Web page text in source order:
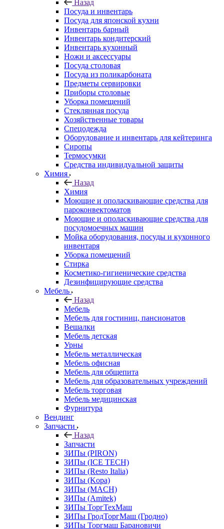
Назад
Посуда и инвентарь
Посуда для японской кухни
Инвентарь барный
Инвентарь кондитерский
Инвентарь кухонный
Ножи и аксессуары
Посуда столовая
Посуда из поликарбоната
Предметы сервировки
Приборы столовые
Уборка помещений
Стеклянная посуда
Хозяйственные товары
Спецодежда
Оборудование и инвентарь для кейтеринга
Сиропы
Термосумки
Средства индивидуальной защиты
Химия
Назад
Химия
Моющие и ополаскивающие средства для
пароконвектоматов
Моющие и ополаскивающие средства для
посудомоечных машин
Мойка оборудования, посуды и кухонного
инвентаря
Уборка помещений
Стирка
Косметико-гигиенические средства
Дезинфицирующие средства
Мебель
Назад
Мебель
Мебель для гостиниц, пансионатов
Вешалки
Мебель детская
Урны
Мебель металлическая
Мебель офисная
Мебель для общепита
Мебель для образовательных учреждений
Мебель торговая
Мебель медицинская
Фурнитура
Вендинг
Запчасти
Назад
Запчасти
ЗИПы (PIRON)
ЗИПы (ICE TECH)
ЗИПы (Resto Italia)
ЗИПы (Kopa)
ЗИПы (MACH)
ЗИПы (Amitek)
ЗИПы ТоргТехМаш
ЗИПы ГродТоргМаш (Гродно)
ЗИПы Торгмаш Барановичи